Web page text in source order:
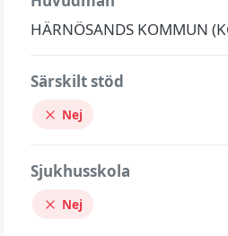
HÄRNÖSANDS KOMMUN
Särskilt stöd
Nej
Sjukhusskola
Nej